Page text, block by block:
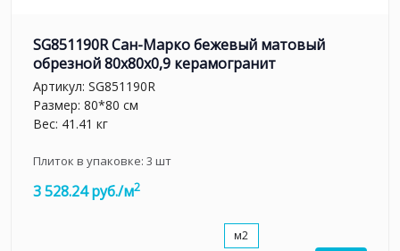
SG851190R Сан-Марко бежевый матовый
обрезной 80x80x0,9 керамогранит
Артикул: SG851190R
Размер: 80*80 см
Вес: 41.41 кг
Плиток в упаковке: 3 шт
3 528.24 руб./м2
м2